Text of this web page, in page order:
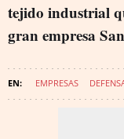
tejido industrial
gran empresa
EMPRESAS